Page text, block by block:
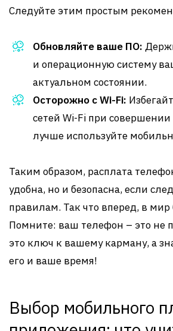
Следуйте этим простым
Обновляйте ваше ПО:
и операционную систему
актуальном состоянии.
Осторожно с Wi-Fi:
сетей Wi-Fi при
лучше используйте
Таким образом, расплата
удобна, но и безопасна, если
правилам. Так что вперед, в
Помните: ваш телефон – это не
это ключ к вашему карману, а
его и ваше время!
Выбор мобильного